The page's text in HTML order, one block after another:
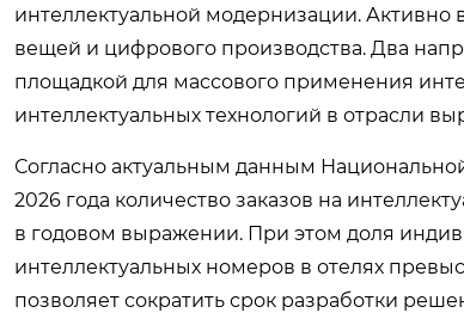
интеллектуальной модернизации. Активно
вещей и цифрового производства. Два
площадкой для массового применения
интеллектуальных технологий в отрасли
Согласно актуальным данным
2026 года количество заказов на
в годовом выражении. При этом доля
интеллектуальных номеров в отелях
позволяет сократить срок разработки